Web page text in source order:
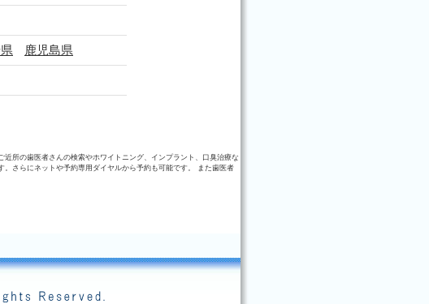
鹿児島県
所の歯医者さんの検索やホワイトニング、インプラント、口臭治療な
さらにネットや予約専用ダイヤルから予約も可能です。 また歯医者